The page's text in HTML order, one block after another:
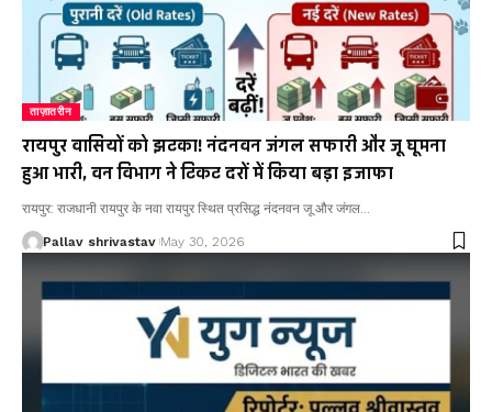
ताज़ातरीन
रायपुर वासियों को झटका! नंदनवन जंगल सफारी और जू घूमना
हुआ भारी, वन विभाग ने टिकट दरों में किया बड़ा इजाफा
रायपुर: राजधानी रायपुर के नवा रायपुर स्थित प्रसिद्ध नंदनवन जू और जंगल…
Pallav shrivastav May 30, 2026